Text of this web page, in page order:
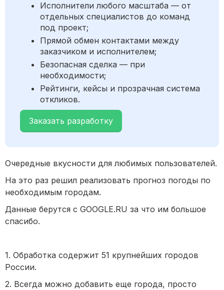
Исполнители любого масштаба — от
отдельных специалистов до команд
под проект;
Прямой обмен контактами между
заказчиком и исполнителем;
Безопасная сделка — при
необходимости;
Рейтинги, кейсы и прозрачная система
откликов.
Заказать разработку
Очередные вкусности для любимых пользователей.
На это раз решил реализовать прогноз погоды по
необходимым городам.
Данные берутся с GOOGLE.RU за что им большое
спасибо.
1. Обработка содержит 51 крупнейших городов
России.
2. Всегда можно добавить еще города, просто